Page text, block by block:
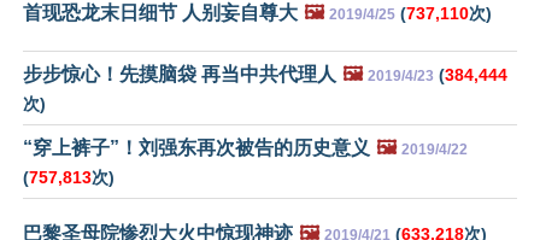
首现恐龙末日细节 人别妄自尊大 🖼️ 2019/4/25 (737,110次)
步步惊心！先摸脑袋 再当中共代理人 🖼️ 2019/4/23 (384,444
次)
“穿上裤子”！刘强东再次被告的历史意义 🖼️ 2019/4/22
(757,813次)
巴黎圣母院惨烈大火中惊现神迹 🖼️ 2019/4/21 (633,218次)